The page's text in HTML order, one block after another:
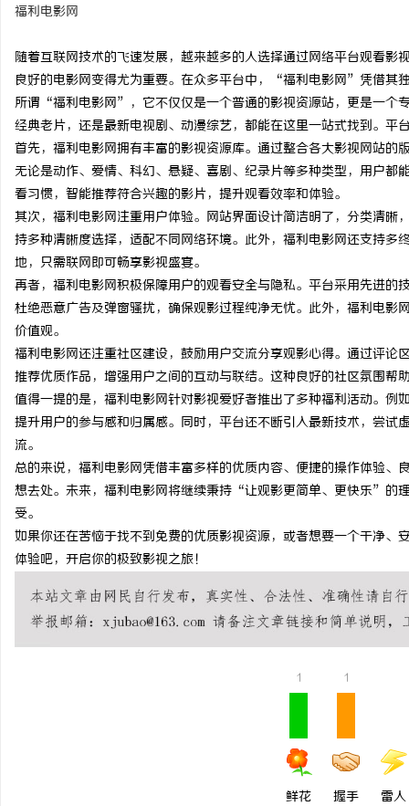
福利电影网
随着互联网技术的飞速发展，越来越多的人选择通过网络平台观看
良好的电影网变得尤为重要。在众多平台中，“福利电影网”凭借其
所谓“福利电影网”，它不仅仅是一个普通的影视资源站，更是一个
经典老片，还是最新电视剧、动漫综艺，都能在这里一站式找到。
首先，福利电影网拥有丰富的影视资源库。通过整合各大影视网站
无论是动作、爱情、科幻、悬疑、喜剧、纪录片等多种类型，用户
看习惯，智能推荐符合兴趣的影片，提升观看效率和体验。
其次，福利电影网注重用户体验。网站界面设计简洁明了，分类清
持多种清晰度选择，适配不同网络环境。此外，福利电影网还支持
地，只需联网即可畅享影视盛宴。
再者，福利电影网积极保障用户的观看安全与隐私。平台采用先进
杜绝恶意广告及弹窗骚扰，确保观影过程纯净无忧。此外，福利电
价值观。
福利电影网还注重社区建设，鼓励用户交流分享观影心得。通过评
推荐优质作品，增强用户之间的互动与联结。这种良好的社区氛围帮
值得一提的是，福利电影网针对影视爱好者推出了多种福利活动。
提升用户的参与感和归属感。同时，平台还不断引入最新技术，尝
流。
总的来说，福利电影网凭借丰富多样的优质内容、便捷的操作体验
想去处。未来，福利电影网将继续秉持“让观影更简单、更快乐”的
受。
如果你还在苦恼于找不到免费的优质影视资源，或者想要一个干净
体验吧，开启你的极致影视之旅！
1
鲜花
1
握手 雷人
武汉配眼镜 上海配眼镜